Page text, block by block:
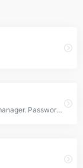
KeePass is a free open source password manager. Passwords can be stored in an encrypted database, which can be unlocked with one master key.